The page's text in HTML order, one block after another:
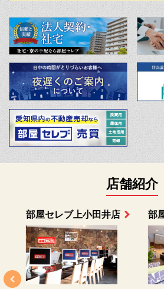
店舗紹介
部屋セレブ上小田井店 部屋